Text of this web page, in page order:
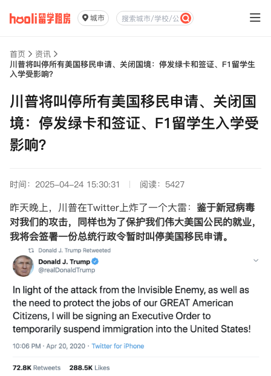
城市
首页
资讯
川普将叫停所有美国移民申请、关闭国境：停发绿卡和签证、F1留学生
入学受影响？
川普将叫停所有美国移民申请、关闭国
境：停发绿卡和签证、F1留学生入学受
影响？
时间：2025-04-24 15:30:31 阅读：5427
昨天晚上，川普在Twitter上炸了一个大雷： 鉴于新冠病毒
对我们的攻击，同样也为了保护我们伟大美国公民的就业，
我将会签署一份总统行政令暂时叫停美国移民申请。